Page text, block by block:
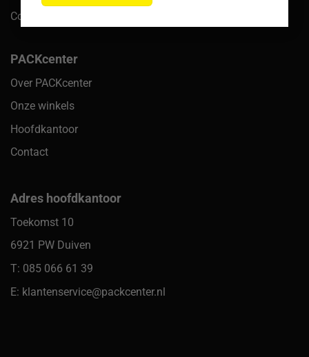
Cookiebeleid
PACKcenter
Over PACKcenter
Onze winkels
Hoofdkantoor
Contact
Adres hoofdkantoor
Toekomst 10
6921 PW Duiven
T: 085 066 61 39
E: klantenservice@packcenter.nl